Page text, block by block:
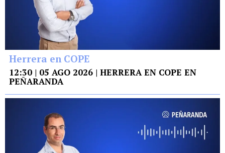
Herrera en COPE
12:30 | 05 AGO 2026 | HERRERA EN COPE EN
PEÑARANDA